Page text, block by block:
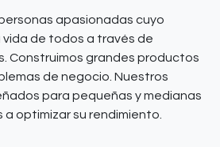
apasionadas cuyo
vida de todos a través de
Construimos grandes productos
de negocio. Nuestros
para pequeñas y medianas
optimizar su rendimiento.